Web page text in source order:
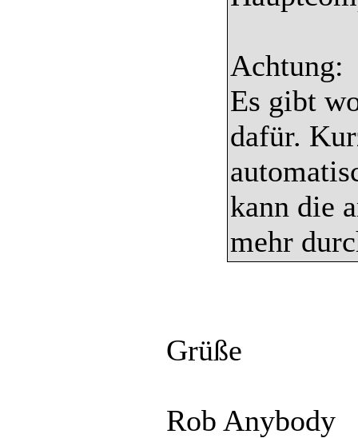
Achtung:
Es gibt
dafür.
kann die
mehr
Grüße
Rob Anybody